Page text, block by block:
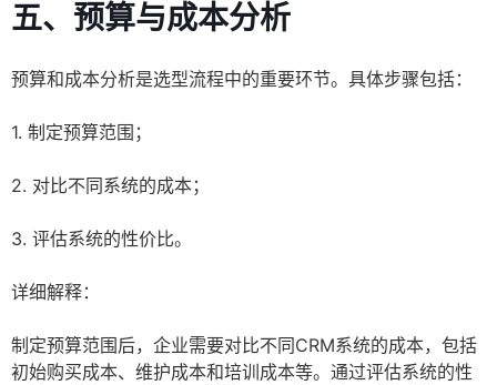
五、预算与成本分析
预算和成本分析是选型流程中的重要环节。具体步骤包括：
1. 制定预算范围；
2. 对比不同系统的成本；
3. 评估系统的性价比。
详细解释：
制定预算范围后，企业需要对比不同CRM系统的成本，包括
初始购买成本、维护成本和培训成本等。通过评估系统的性